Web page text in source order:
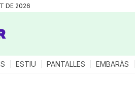
DE 2026
ESTIU PANTALLES EMBARÀS